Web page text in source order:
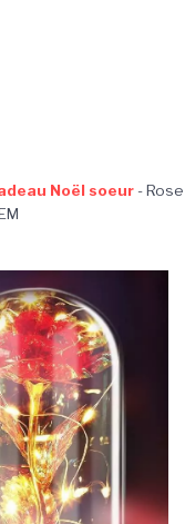
Noël soeur-Rose